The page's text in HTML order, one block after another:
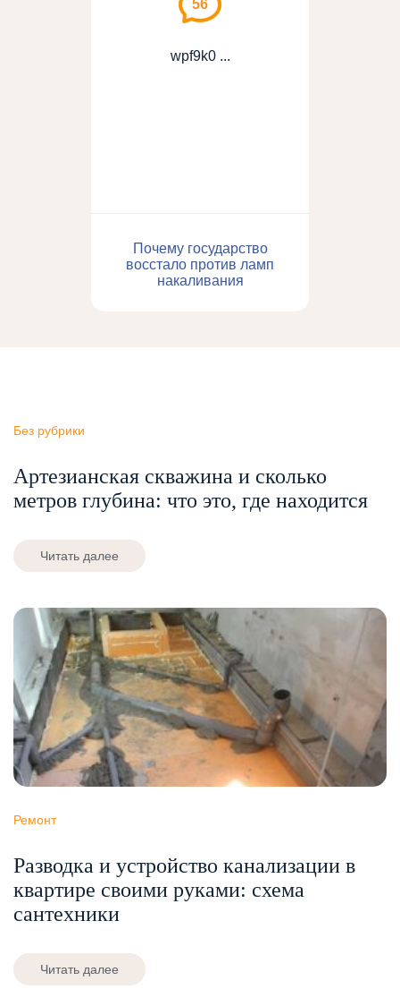
56
wpf9k0 ...
Почему государство
восстало против ламп
накаливания
Без рубрики
Артезианская скважина и сколько
метров глубина: что это, где находится
Читать далее
Ремонт
Разводка и устройство канализации в
квартире своими руками: схема
сантехники
Читать далее